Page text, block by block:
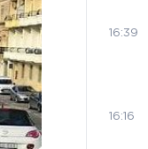
16:39
16:16